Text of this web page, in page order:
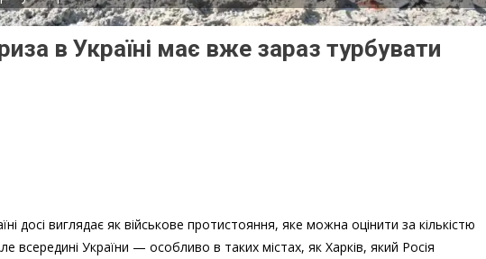
в Україні має вже зараз турбувати
досі виглядає як військове протистояння, яке можна оцінити за кількістю
всередині України — особливо в таких містах, як Харків, який Росія